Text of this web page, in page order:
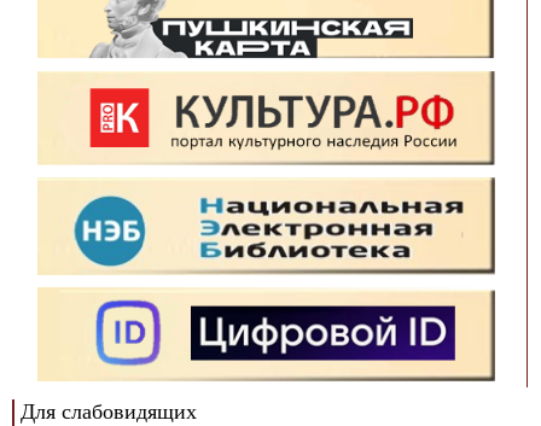
Для слабовидящих